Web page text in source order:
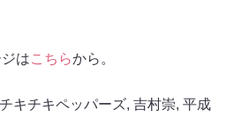
はこちらから。
キチキペッパーズ, 吉村崇, 平成